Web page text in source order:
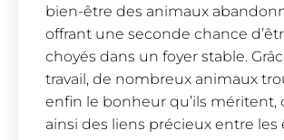
bien-être des animaux
offrant une seconde chance
choyés dans un foyer stable.
travail, de nombreux animaux
enfin le bonheur qu’ils méritent,
ainsi des liens précieux entre les